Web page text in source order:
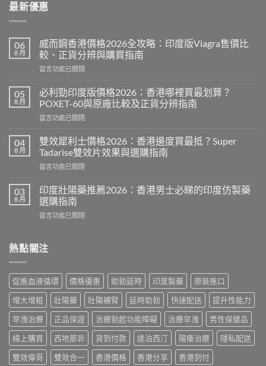
最新優惠
06
8 月
威而鋼香港價格2026全攻略：印度版Viagra售價比
較、正貨分辨與購買指南
在
而
鋼
香
港
格
2026
攻
印
度
Viagra
比
貨
分
辨
與
購
買
指
南〉
中
留言功能已關閉
05
8 月
必利勁印度版價格2026：香港哪裡買最划算？
POXET-60與原廠比較及正貨分辨指南
在
利
勁
印
度
價
格
2026：
香
裡
划
算？
POXET-
60
與
原
廠
比
較
留言功能已關閉
04
8 月
雙效犀利士價格2026：香港邊度買最抵？Super
Tadarise雙效片效果與選購指南
在
效
犀
利
士
2026：
邊
度
買
最
抵？
Super
Tadarise
雙
效
留言功能已關閉
03
8 月
印度壯陽藥推薦2026：香港男士必睇的印度仿製藥
選購指南
在
壯
陽
推
薦
2026：
香
港
男
士
必
睇
留言功能已關閉
熱點關注
促進血液循環 價格優惠 助勃延時 印度製藥
原裝進口
增大增粗
壯陽藥 壯陽補腎 延時助勃 快速配送
提升性能力
早洩治療
正品保證 治療勃起功能障礙 治療早洩
男性保健品
線上購買
西地那非 貨到付款 達泊西汀 陽痿治療
隱私配送
雙效偉哥
雙效合一 香港價格 香港分享 香港到付